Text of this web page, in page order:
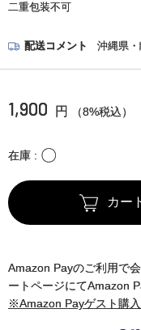
二重包装不可
配送コメント 沖縄県
1,900 円 （8%税込）
在庫 〇
カー
Amazon Payのご利用で
ートページにてAmazon
※Amazon Payゲスト購